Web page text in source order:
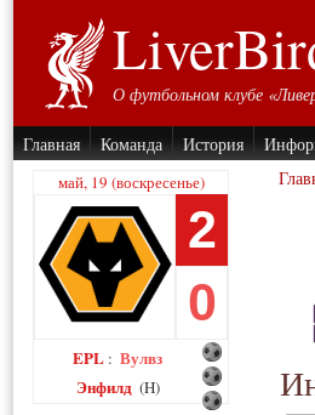
О футбольном клубе
Главная Команда История
май, 19 (воскресенье)
2
0
EPL : Вулвз
Энфилд (H)